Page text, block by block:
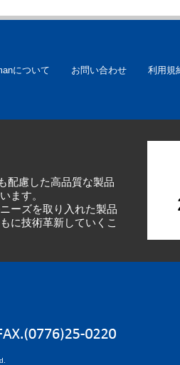
について お問い合わせ 利用規
配慮した高品質な製品
ます。
ーズを取り入れた製品
に技術革新していくこ